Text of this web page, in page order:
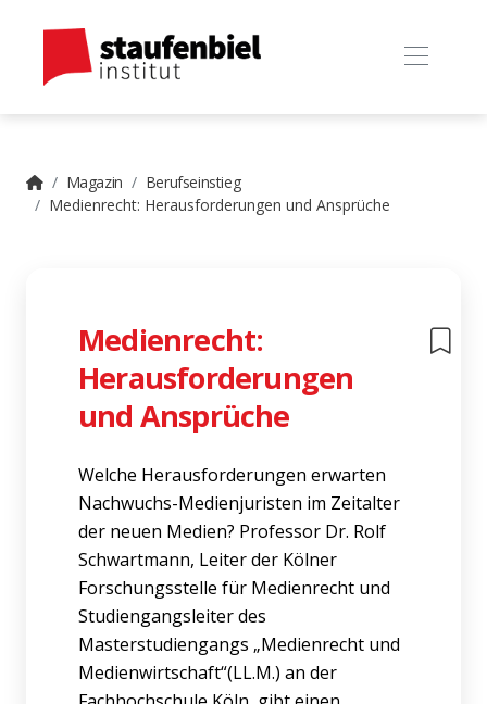
Magazin
Berufseinstieg
Medienrecht: Herausforderungen und Ansprüche
Medienrecht:
Herausforderungen
und Ansprüche
Welche Herausforderungen erwarten
Nachwuchs-Medienjuristen im Zeitalter
der neuen Medien? Professor Dr. Rolf
Schwartmann, Leiter der Kölner
Forschungsstelle für Medienrecht und
Studiengangsleiter des
Masterstudiengangs „Medienrecht und
Medienwirtschaft“(LL.M.) an der